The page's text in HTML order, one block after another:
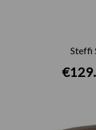
Steffi
€